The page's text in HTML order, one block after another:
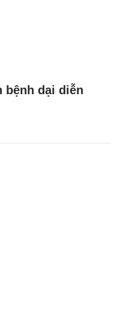
bệnh dại diễn